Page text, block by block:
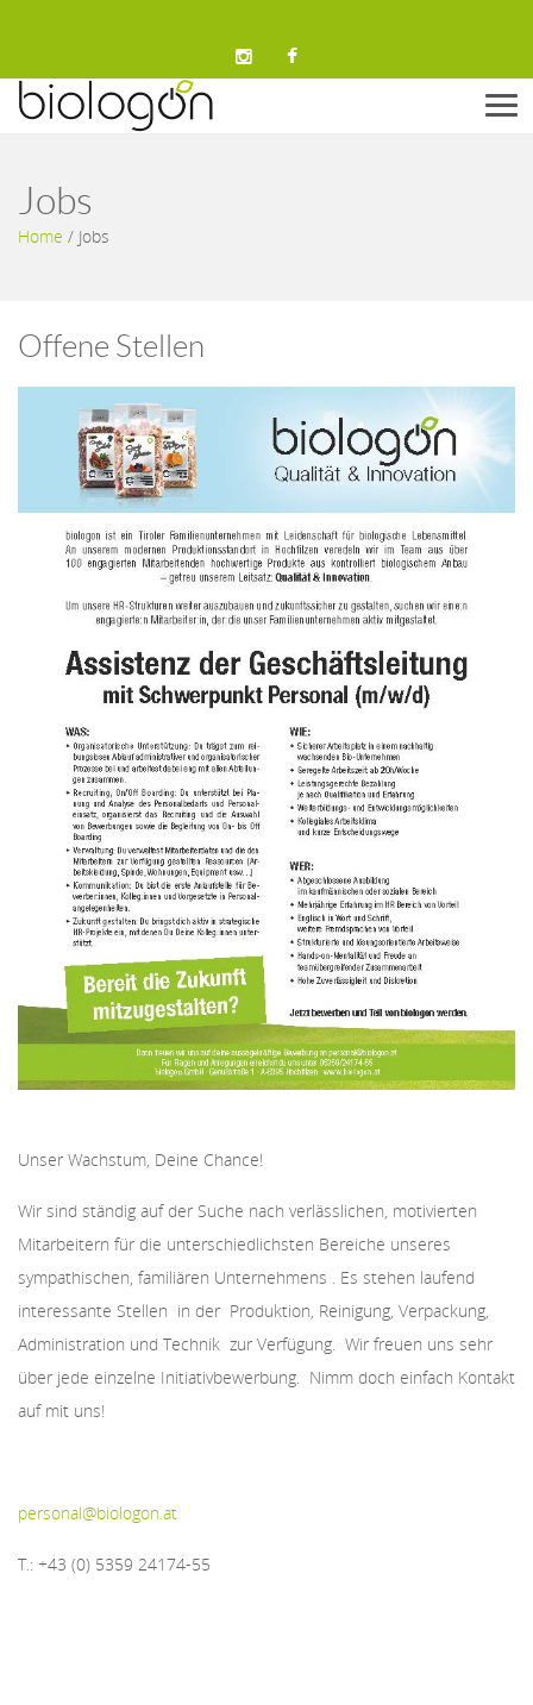
Jobs
Home / Jobs
Offene Stellen
Unser Wachstum, Deine Chance!
Wir sind ständig auf der Suche nach verlässlichen, motivierten
Mitarbeitern für die unterschiedlichsten Bereiche unseres
sympathischen, familiären Unternehmens . Es stehen laufend
interessante Stellen in der Produktion, Reinigung, Verpackung,
Administration und Technik zur Verfügung. Wir freuen uns sehr
über jede einzelne Initiativbewerbung. Nimm doch einfach Kontakt
auf mit uns!
personal@biologon.at
T.: +43 (0) 5359 24174-55